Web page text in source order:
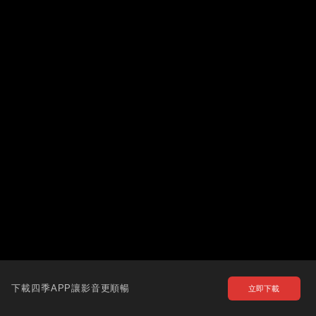
下載四季APP讓影音更順暢 立即下載